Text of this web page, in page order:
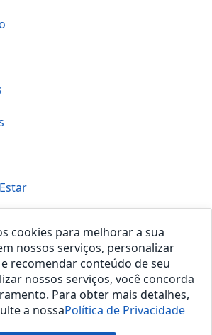
cookies para melhorar a sua
nossos serviços, personalizar
recomendar conteúdo de seu
nossos serviços, você concorda
Para obter mais detalhes,
a nossaPolítica de Privacidade